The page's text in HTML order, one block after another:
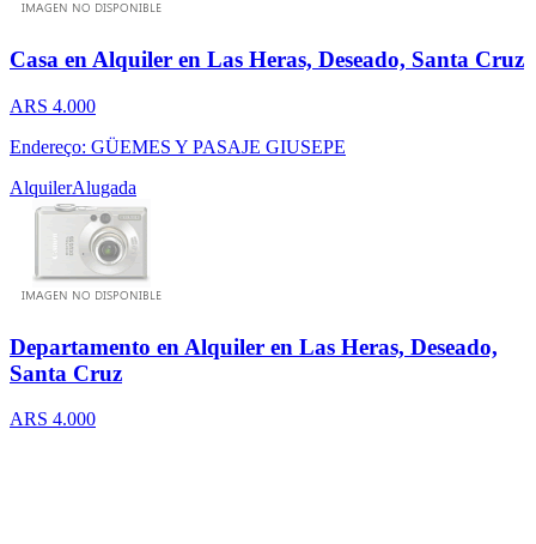
Casa en Alquiler en Las Heras, Deseado, Santa Cruz
ARS 4.000
Endereço: GÜEMES Y PASAJE GIUSEPE
AlquilerAlugada
Departamento en Alquiler en Las Heras, Deseado,
Santa Cruz
ARS 4.000